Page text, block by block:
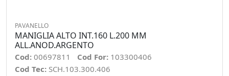
PAVANELLO
MANIGLIA ALTO INT.160 L.200 MM
ALL.ANOD.ARGENTO
Cod: 00697811 Cod For: 103300406
Cod Tec: SCH.103.300.406